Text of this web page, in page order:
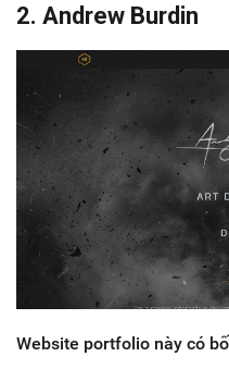
2. Andrew Burdin
Website portfolio này có